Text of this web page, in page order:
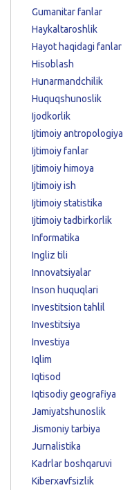
Gumanitar fanlar
Haykaltaroshlik
Hayot haqidagi fanlar
Hisoblash
Hunarmandchilik
Huquqshunoslik
Ijodkorlik
Ijtimoiy antropologiya
Ijtimoiy fanlar
Ijtimoiy himoya
Ijtimoiy ish
Ijtimoiy statistika
Ijtimoiy tadbirkorlik
Informatika
Ingliz tili
Innovatsiyalar
Inson huquqlari
Investitsion tahlil
Investitsiya
Investiya
Iqlim
Iqtisod
Iqtisodiy geografiya
Jamiyatshunoslik
Jismoniy tarbiya
Jurnalistika
Kadrlar boshqaruvi
Kiberxavfsizlik